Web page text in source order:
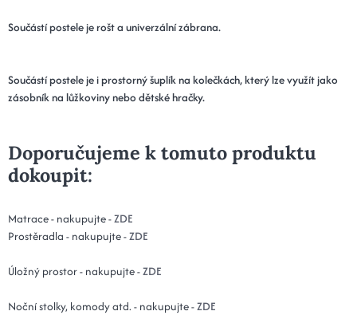
Součástí postele je rošt a univerzální zábrana.
Součástí postele je i prostorný šuplík na kolečkách, který lze využít jako
zásobník na lůžkoviny nebo dětské hračky.
Doporučujeme k tomuto produktu
dokoupit:
Matrace - nakupujte -ZDE
Prostěradla - nakupujte -ZDE
Úložný prostor - nakupujte -ZDE
Noční stolky, komody atd. - nakupujte -ZDE